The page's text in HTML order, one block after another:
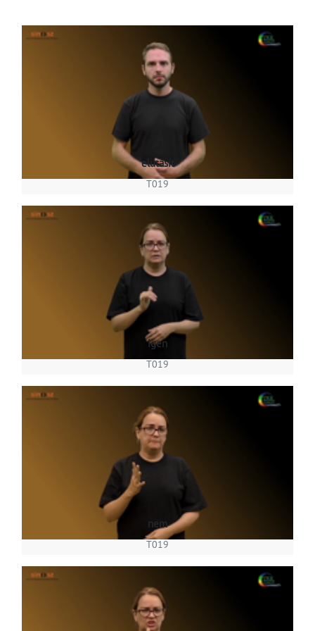
elutasít
T019
igen
T019
nem
T019